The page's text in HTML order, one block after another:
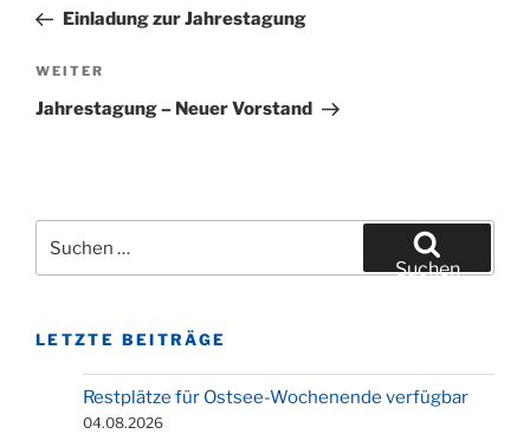
BeitragEinladung zur Jahrestagung
Nächster
Beitrag
WEITER
Jahrestagung – Neuer Vorstand
nach:
Suchen
LETZTE BEITRÄGE
Restplätze für Ostsee-Wochenende verfügbar
04.08.2026